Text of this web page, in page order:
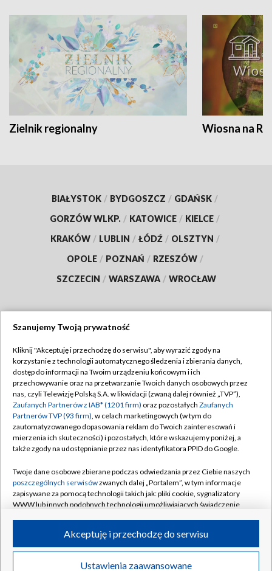
Zielnik regionalny Wiosna na
BIAŁYSTOK / BYDGOSZCZ / GDAŃSK /
GORZÓW WLKP. / KATOWICE / KIELCE /
KRAKÓW / LUBLIN / ŁÓDŹ / OLSZTYN /
OPOLE / POZNAŃ / RZESZÓW /
SZCZECIN / WARSZAWA / WROCŁAW
TVP
Abonament TVP
Emisja w TVP
Centrum informacji TVP
Naziemna Telewizja Cyfrowa
Rada Programowa
System NOS
Informacje o nadawcy
Program dla prasy
Regulamin TVP
Polityka prywatności
Moje zgody
Pomoc
Kontakt
Kanały
©2026 Telewizja Polska S.A. w likwidacji
Szanujemy Twoją prywatność
Kliknij "Akceptuję i przechodzę do serwisu", aby wyrazić zgody na
korzystanie z technologii automatycznego śledzenia i zbierania danych,
dostęp do informacji na Twoim urządzeniu końcowym i ich
przechowywanie oraz na przetwarzanie Twoich danych osobowych przez
nas, czyli Telewizję Polską S.A. w likwidacji (zwaną dalej również „TVP”),
Zaufanych Partnerów z IAB* (1201 firm) oraz pozostałych Zaufanych
Partnerów TVP (93 firm), w celach marketingowych (w tym do
zautomatyzowanego dopasowania reklam do Twoich zainteresowań i
mierzenia ich skuteczności) i pozostałych, które wskazujemy poniżej, a
także zgody na udostępnianie przez nas identyfikatora PPID do Google.
Twoje dane osobowe zbierane podczas odwiedzania przez Ciebie naszych
poszczególnych serwisówzwanych dalej „Portalem”, w tym informacje
zapisywane za pomocą technologii takich jak: pliki cookie, sygnalizatory
WWW lub innych podobnych technologii umożliwiających świadczenie
ruchu w Internecie.
Twoje dane osobowe zbierane podczas odwiedzania przez Ciebie
Ustawienia zaawansowane
Akceptuję i przechodzę do serwisu